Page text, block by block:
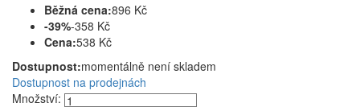
Běžná cena:896 Kč
-39%-358 Kč
Cena:538 Kč
Dostupnost:momentálně není skladem
Dostupnost na prodejnách
Množství: